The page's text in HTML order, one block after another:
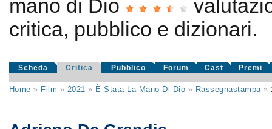
mano di Dio
critica, pubblico e dizionari.
Scheda Critica Pubblico Forum Cast Premi
Home » Film » 2021 » È Stata La Mano Di Dio » Rassegnastampa»